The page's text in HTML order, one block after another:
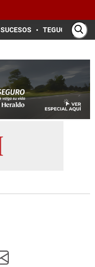
SUCESOS TEGUCIGALPA